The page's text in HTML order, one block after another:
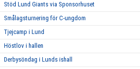
Stöd Lund Giants via Sponsorhuset
Smålagsturnering för C-ungdom
Tjejcamp i Lund
Höstlov i hallen
Derbysöndag i Lunds ishall